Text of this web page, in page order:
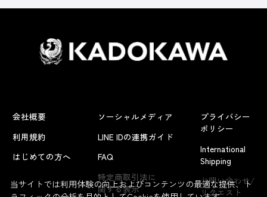
よくあるお問い合わせ
会社概要
利用規約
はじめての方へ
ソーシャルメディア
LINE IDの連携ガイド
FAQ
特定商取引法に
関する表示
プライバシー
ポリシー
International
Shipping
お問い合わせ/
リクエスト
当サイトでは利用体験の向上およびコンテンツの最適な提供、ト